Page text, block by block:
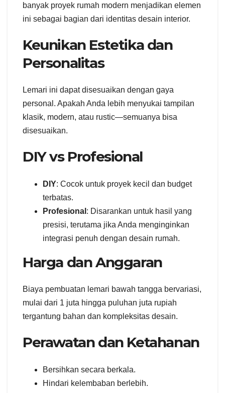
banyak proyek rumah modern menjadikan elemen
ini sebagai bagian dari identitas desain interior.
Keunikan Estetika dan
Personalitas
Lemari ini dapat disesuaikan dengan gaya
personal. Apakah Anda lebih menyukai tampilan
klasik, modern, atau rustic—semuanya bisa
disesuaikan.
DIY vs Profesional
DIY: Cocok untuk proyek kecil dan budget
terbatas.
Profesional : Disarankan untuk hasil yang
presisi, terutama jika Anda menginginkan
integrasi penuh dengan desain rumah.
Harga dan Anggaran
Biaya pembuatan lemari bawah tangga bervariasi,
mulai dari 1 juta hingga puluhan juta rupiah
tergantung bahan dan kompleksitas desain.
Perawatan dan Ketahanan
Bersihkan secara berkala.
Hindari kelembaban berlebih.